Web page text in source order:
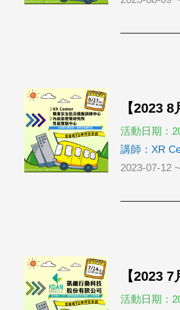
【2023
活動日期：
講師：XR
2023-07-12
【2023
活動日期：